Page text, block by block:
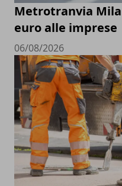
Metrotranvia
euro alle imprese
06/08/2026